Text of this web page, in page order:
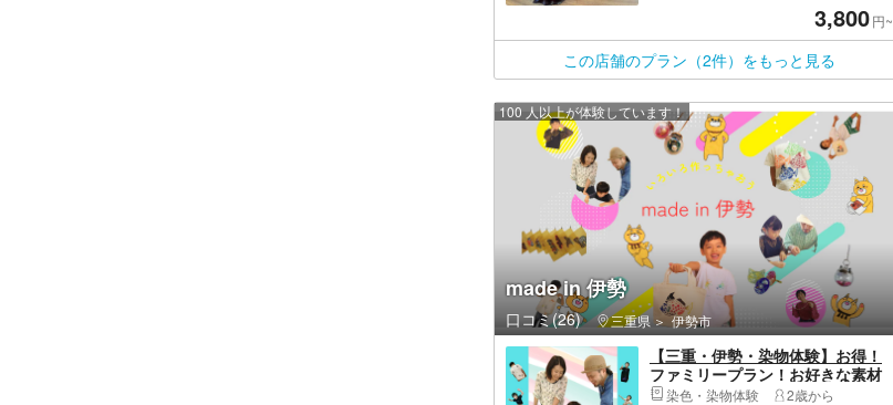
3,800円~
この店舗のプラン（2件）をもっと見る
made in 伊勢
口コミ(26) 三重県 伊勢市
100 人以上が体験しています！
【三重・伊勢・染物体験】お得！
ファミリープラン！お好きな素材
に伊勢型紙染付をしよう（4点作成
染色・染物体験 2歳から